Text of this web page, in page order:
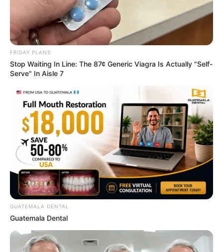
Surgeons: This Simple Method Ends Joint Pain &
Arthritis! Try It!
FORGE BODY
$15k In Unmanageable Debt? The "Relief
Program" Creditors Hide From You
JG WENTWORTH
FRIDAY PLANS
Stop Waiting In Line: The 87¢ Generic Viagra Is Actually "Self-
Serve" In Aisle 7
GUATEMALA DENTAL
Guatemala Dental